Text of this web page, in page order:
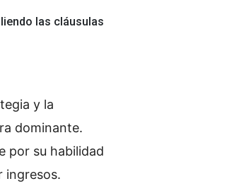
las cláusulas
y la
dominante.
por su habilidad
ingresos.